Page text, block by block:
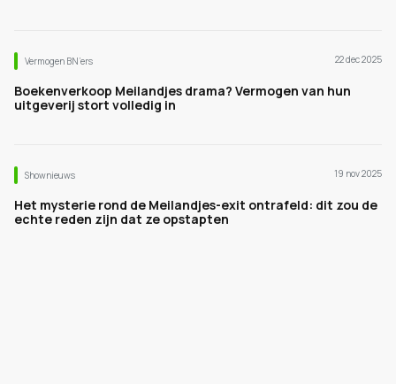
Vermogen BN’ers 22 dec 2025
Boekenverkoop Meilandjes drama? Vermogen van hun
uitgeverij stort volledig in
Shownieuws 19 nov 2025
Het mysterie rond de Meilandjes-exit ontrafeld: dit zou de
echte reden zijn dat ze opstapten